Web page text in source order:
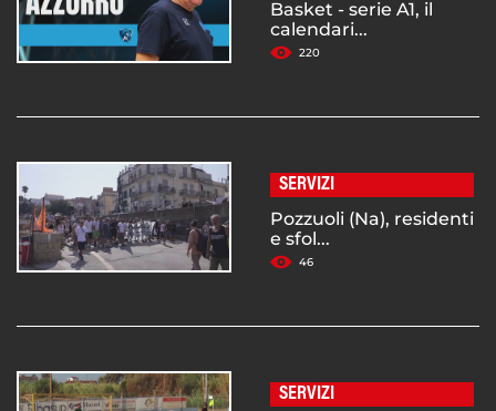
Basket - serie A1, il
calendari...
220
SERVIZI
Pozzuoli (Na), residenti
e sfol...
46
SERVIZI